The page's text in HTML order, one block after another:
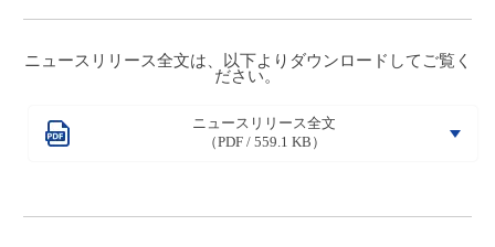
ニュースリリース全文は、以下よりダウンロードしてご覧く
ださい。
ニュースリリース全文
（PDF / 559.1 KB）